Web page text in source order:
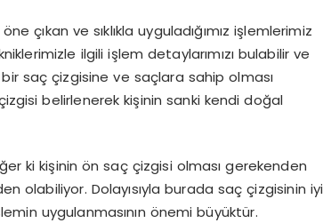
çıkan ve sıklıkla uyguladığımız işlemlerimiz
ilgili işlem detaylarımızı bulabilir ve
saç çizgisine ve saçlara sahip olması
belirlenerek kişinin sanki kendi doğal
ki kişinin ön saç çizgisi olması gerekenden
olabiliyor. Dolayısıyla burada saç çizgisinin iyi
uygulanmasının önemi büyüktür.